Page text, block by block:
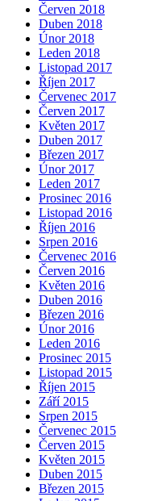
Červen 2018
Duben 2018
Únor 2018
Leden 2018
Listopad 2017
Říjen 2017
Červenec 2017
Červen 2017
Květen 2017
Duben 2017
Březen 2017
Únor 2017
Leden 2017
Prosinec 2016
Listopad 2016
Říjen 2016
Srpen 2016
Červenec 2016
Červen 2016
Květen 2016
Duben 2016
Březen 2016
Únor 2016
Leden 2016
Prosinec 2015
Listopad 2015
Říjen 2015
Září 2015
Srpen 2015
Červenec 2015
Červen 2015
Květen 2015
Duben 2015
Březen 2015